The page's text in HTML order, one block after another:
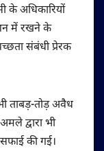
के अधिकारियों
में रखने के
संबंधी प्रेरक
ताबड़-तोड़ अवैध
द्वारा भी
की गई।